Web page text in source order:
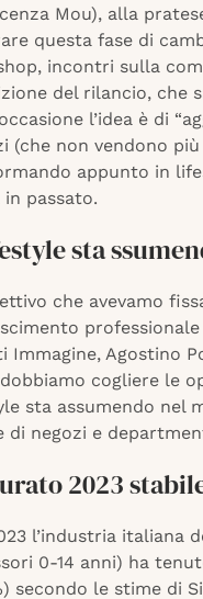
Mou), alla
questa fase di
incontri sulla
del rilancio, che
l’idea è di
(che non vendono
appunto in
in passato.
sta
che avevamo
Immagine, Agostino
cogliere le
sta assumendo nel
di negozi e
2023
l’industria italiana
0-14 anni) ha
secondo le stime di